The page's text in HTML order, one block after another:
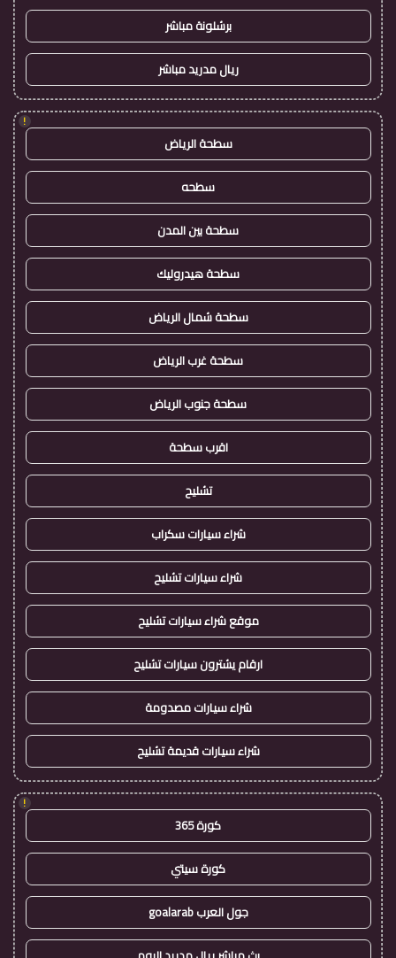
برشلونة مباشر
ريال مدريد مباشر
!
سطحة الرياض
سطحه
سطحة بين المدن
سطحة هيدروليك
سطحة شمال الرياض
سطحة غرب الرياض
سطحة جنوب الرياض
اقرب سطحة
تشليح
شراء سيارات سكراب
شراء سيارات تشليح
موقع شراء سيارات تشليح
ارقام يشترون سيارات تشليح
شراء سيارات مصدومة
شراء سيارات قديمة تشليح
!
كورة 365
كورة سيتي
جول العرب goalarab